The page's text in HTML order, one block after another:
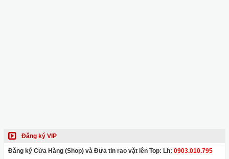
Đăng ký VIP
Đăng ký Cửa Hàng (Shop) và Đưa tin rao vặt lên Top: Lh: 0903.010.795